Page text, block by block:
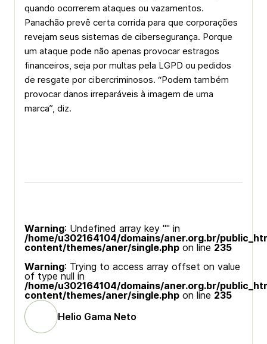
quando ocorrerem ataques ou vazamentos.
Panachão prevê certa corrida para que corporações
revejam seus sistemas de cibersegurança. Porque
um ataque pode não apenas provocar estragos
financeiros, seja por multas pela LGPD ou pedidos
de resgate por cibercriminosos. “Podem também
provocar danos irreparáveis à imagem de uma
marca”, diz.
Warning: Undefined array key "" in
/home/u302164104/domains/aner.org.br/
content/themes/aner/single.php on line 235
Warning: Trying to access array offset on value
of type null in
/home/u302164104/domains/aner.org.br/
content/themes/aner/single.php on line 235
Helio Gama Neto